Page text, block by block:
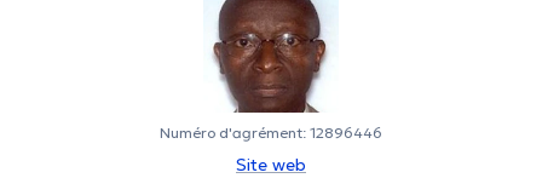
Numéro d'agrément: 12896446
Site web